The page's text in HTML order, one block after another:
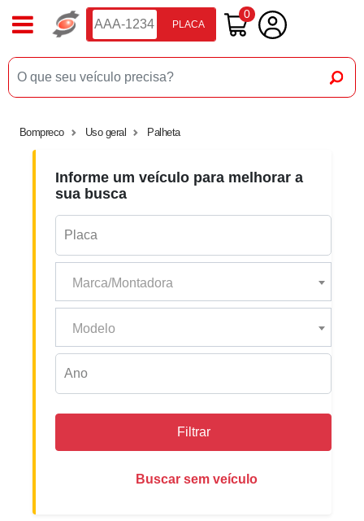
PLACA
0
Bompreco Uso geral Palheta
Informe um veículo para melhorar a
sua busca
Marca/Montadora
Modelo
Filtrar
Buscar sem veículo